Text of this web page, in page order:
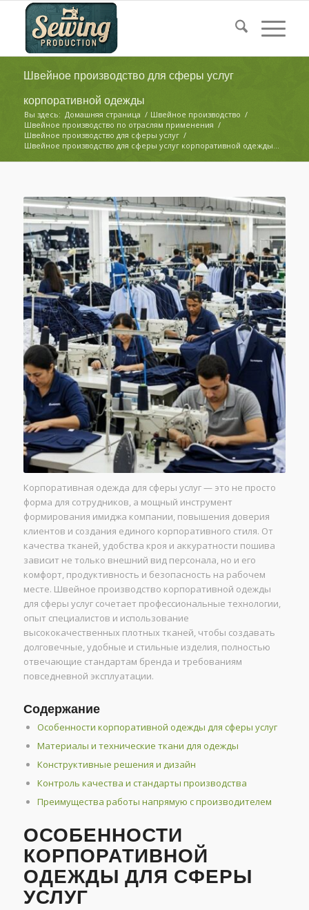
Швейное производство для сферы услуг
корпоративной одежды
Вы здесь: Домашняя страница / Швейное производство /
Швейное производство по отраслям применения /
Швейное производство для сферы услуг /
Швейное производство для сферы услуг корпоративной одежды...
Корпоративная одежда для сферы услуг — это не просто
форма для сотрудников, а мощный инструмент
формирования имиджа компании, повышения доверия
клиентов и создания единого корпоративного стиля. От
качества тканей, удобства кроя и аккуратности пошива
зависит не только внешний вид персонала, но и его
комфорт, продуктивность и безопасность на рабочем
месте. Швейное производство корпоративной одежды
для сферы услуг сочетает профессиональные технологии,
опыт специалистов и использование
высококачественных плотных тканей, чтобы создавать
долговечные, удобные и стильные изделия, полностью
отвечающие стандартам бренда и требованиям
повседневной эксплуатации.
Содержание
Особенности корпоративной одежды для сферы услуг
Материалы и технические ткани для одежды
Конструктивные решения и дизайн
Контроль качества и стандарты производства
Преимущества работы напрямую с производителем
ОСОБЕННОСТИ
КОРПОРАТИВНОЙ
ОДЕЖДЫ ДЛЯ СФЕРЫ
УСЛУГ